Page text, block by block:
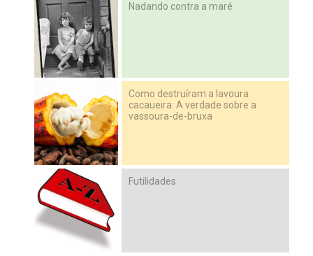
Nadando contra a maré
Como destruíram a lavoura
cacaueira: A verdade sobre a
vassoura-de-bruxa
Futilidades